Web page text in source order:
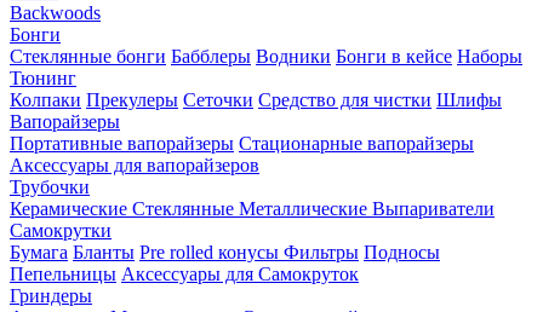
Backwoods
Бонги
Стеклянные бонги Бабблеры Водники Бонги в кейсе Наборы
Тюнинг
Колпаки Прекулеры Сеточки Средство для чистки Шлифы
Вапорайзеры
Портативные вапорайзеры Стационарные вапорайзеры
Аксессуары для вапорайзеров
Трубочки
Керамические Стеклянные Металлические Выпариватели
Самокрутки
Бумага Бланты Pre rolled конусы Фильтры Подносы
Пепельницы Аксессуары для Самокруток
Гриндеры